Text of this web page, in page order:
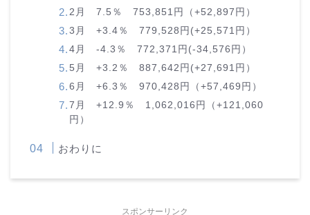
2月 7.5％ 753,851円（+52,897円）
3月 +3.4％ 779,528円(+25,571円）
4月 -4.3％ 772,371円(-34,576円）
5月 +3.2％ 887,642円(+27,691円）
6月 +6.3％ 970,428円（+57,469円）
7月 +12.9％ 1,062,016円（+121,060
円）
おわりに
スポンサーリンク